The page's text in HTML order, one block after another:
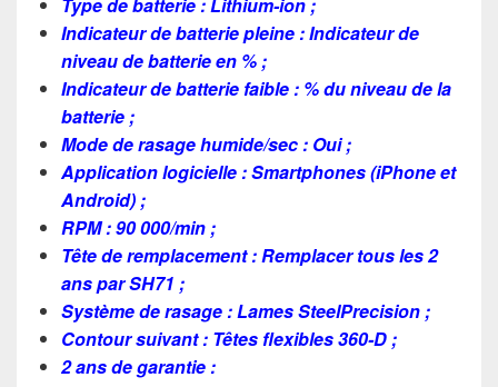
Type de batterie : Lithium-ion ;
Indicateur de batterie pleine : Indicateur de
niveau de batterie en % ;
Indicateur de batterie faible : % du niveau de la
batterie ;
Mode de rasage humide/sec : Oui ;
Application logicielle : Smartphones (iPhone et
Android) ;
RPM : 90 000/min ;
Tête de remplacement : Remplacer tous les 2
ans par SH71 ;
Système de rasage : Lames SteelPrecision ;
Contour suivant : Têtes flexibles 360-D ;
2 ans de garantie :